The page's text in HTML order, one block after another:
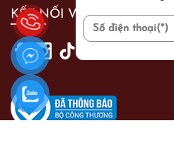
KẾT NỐI VỚI CHÚNG TÔI